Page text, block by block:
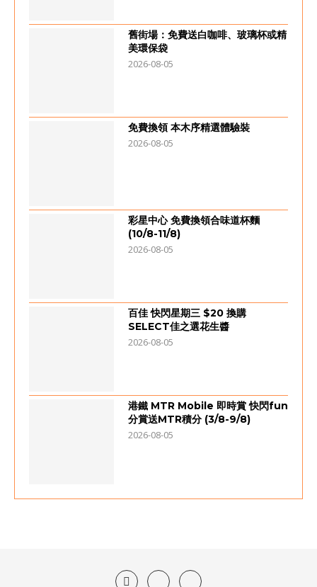
舊街場：免費送白咖啡、玻璃杯或精
美環保袋
2026-08-05
免費換領 本木序精選體驗裝
2026-08-05
彩星中心 免費換領合味道杯麵
(10/8-11/8)
2026-08-05
百佳 快閃星期三 $20 換購
SELECT佳之選花生醬
2026-08-05
港鐵 MTR Mobile 即時賞 快閃fun
分賞送MTR積分 (3/8-9/8)
2026-08-05